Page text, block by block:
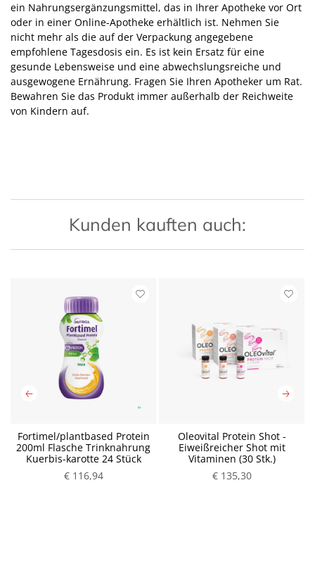
ein Nahrungsergänzungsmittel, das in Ihrer Apotheke vor Ort
oder in einer Online-Apotheke erhältlich ist. Nehmen Sie
nicht mehr als die auf der Verpackung angegebene
empfohlene Tagesdosis ein. Es ist kein Ersatz für eine
gesunde Lebensweise und eine abwechslungsreiche und
ausgewogene Ernährung. Fragen Sie Ihren Apotheker um Rat.
Bewahren Sie das Produkt immer außerhalb der Reichweite
von Kindern auf.
Kunden kauften auch:
Fortimel/plantbased Protein
200ml Flasche Trinknahrung
Kuerbis-karotte 24 Stück
€ 116,94
Oleovital Protein Shot -
Eiweißreicher Shot mit
Vitaminen (30 Stk.)
€ 135,30
P
r
P
r